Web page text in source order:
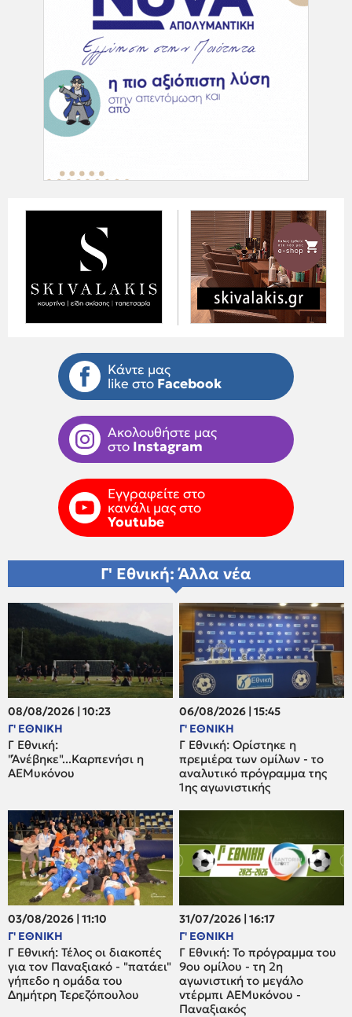
Κάντε μας
like στο Facebook
Ακολουθήστε μας
στο Instagram
Εγγραφείτε στο
κανάλι μας στο
Youtube
Γ' Εθνική: Άλλα νέα
08/08/2026 | 10:23
Γ' ΕΘΝΙΚΗ
Γ Εθνική:
"Άνέβηκε"...Καρπενήσι η
ΑΕΜυκόνου
06/08/2026 | 15:45
Γ' ΕΘΝΙΚΗ
Γ Εθνική: Ορίστηκε η
πρεμιέρα των ομίλων - το
αναλυτικό πρόγραμμα της
1ης αγωνιστικής
03/08/2026 | 11:10
Γ' ΕΘΝΙΚΗ
Γ Εθνική: Τέλος οι διακοπές
για τον Παναξιακό - "πατάει"
γήπεδο η ομάδα του
Δημήτρη Τερεζόπουλου
31/07/2026 | 16:17
Γ' ΕΘΝΙΚΗ
Γ Εθνική: Το πρόγραμμα του
9ου ομίλου - τη 2η
αγωνιστική το μεγάλο
ντέρμπι ΑΕΜυκόνου -
Παναξιακός